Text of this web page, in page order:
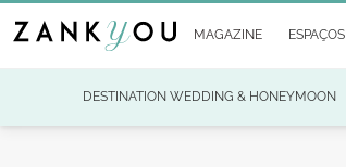
MAGAZINE ESPAÇOS
DESTINATION WEDDING & HONEYMOON